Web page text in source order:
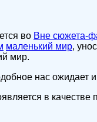
во Вне сюжета-
маленький мир,
мир.
нас ожидает
в качестве